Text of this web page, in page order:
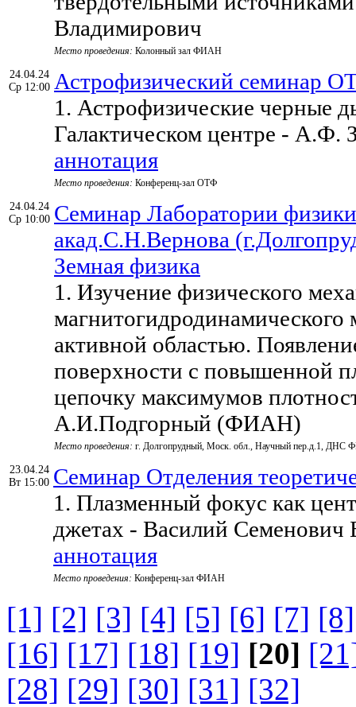
Владимирович
Место проведения: Колонный зал ФИАН
24.04.24
Ср 12:00 Астрофизический семинар
1. Астрофизические черные
Галактическом центре -
аннотация
Место проведения: Конференц-зал ОТФ
24.04.24
Ср 10:00 Семинар Лаборатории
акад.С.Н.Вернова
Земная физика
1. Изучение физического
магнитогидродинамического
активной областью.
поверхности с повышенной
цепочку максимумов
А.И.Подгорный (ФИАН)
Место проведения: г. Долгопрудный, Моск. обл., Научный пер.д.1, ДНС
23.04.24
Вт 15:00 Семинар Отделения
1. Плазменный фокус как
джетах - Василий Семенович
аннотация
Место проведения: Конференц-зал ФИАН
[1] [2] [3] [4] [5] [6] [7] [8]
[16] [17] [18] [19] [20]
[28] [29] [30] [31] [32]